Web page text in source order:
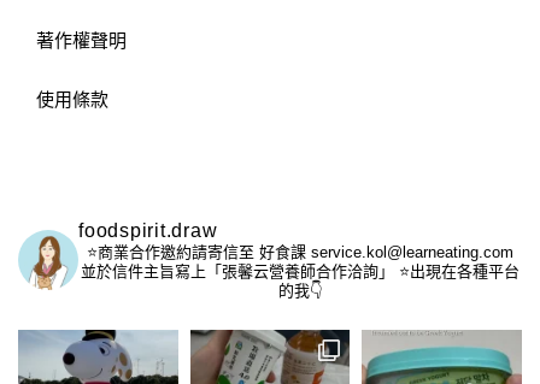
著作權聲明
使用條款
foodspirit.draw
⭐️商業合作邀約請寄信至 好食課 service.kol@learneating.com
並於信件主旨寫上「張馨云營養師合作洽詢」
⭐️出現在各種平台
的我👇